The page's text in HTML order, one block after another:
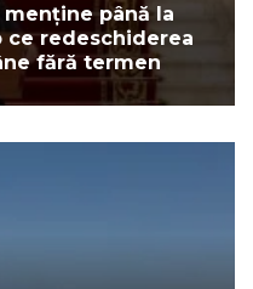
menține până la
ce redeschiderea
fără termen